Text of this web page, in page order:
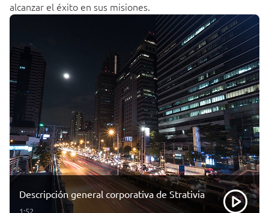
alcanzar el éxito en sus misiones.
Descripción general corporativa de Strativia
1:52